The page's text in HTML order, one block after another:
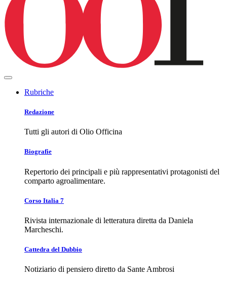
Rubriche
Redazione
Tutti gli autori di Olio Officina
Biografie
Repertorio dei principali e più rappresentativi protagonisti del
comparto agroalimentare.
Corso Italia 7
Rivista internazionale di letteratura diretta da Daniela
Marcheschi.
Cattedra del Dubbio
Notiziario di pensiero diretto da Sante Ambrosi